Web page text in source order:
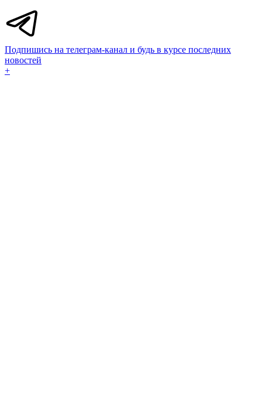
Подпишись на телеграм-канал и будь в курсе последних
новостей
+